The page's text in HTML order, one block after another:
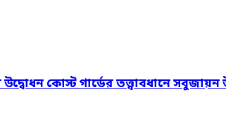
কোস্ট গার্ডের তত্ত্বাবধানে